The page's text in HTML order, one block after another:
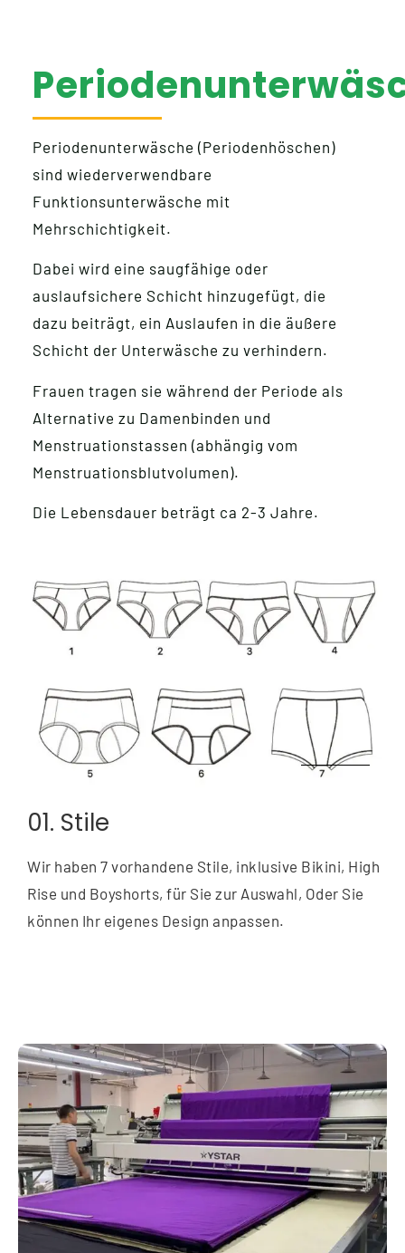
Periodenunterwäsche (Periodenhöschen)
sind wiederverwendbare
Funktionsunterwäsche mit
Mehrschichtigkeit.
Dabei wird eine saugfähige oder
auslaufsichere Schicht hinzugefügt, die
dazu beiträgt, ein Auslaufen in die äußere
Schicht der Unterwäsche zu verhindern.
Frauen tragen sie während der Periode als
Alternative zu Damenbinden und
Menstruationstassen (abhängig vom
Menstruationsblutvolumen).
Die Lebensdauer beträgt ca 2-3 Jahre.
01. Stile
Wir haben 7 vorhandene Stile, inklusive Bikini, High
Rise und Boyshorts, für Sie zur Auswahl, Oder Sie
können Ihr eigenes Design anpassen.